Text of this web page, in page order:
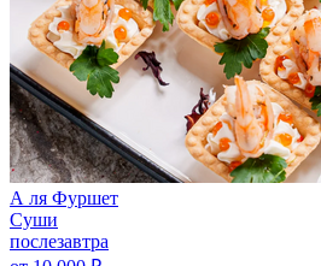
А ля Фуршет
Суши
послезавтра